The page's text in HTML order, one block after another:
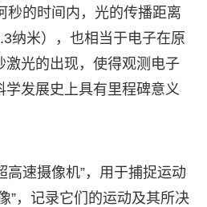
秒的时间内，光的传播距离
纳米），也相当于电子在原
激光的出现，使得观测电子
学发展史上具有里程碑意义
高速摄像机”，用于捕捉运动
”，记录它们的运动及其所决